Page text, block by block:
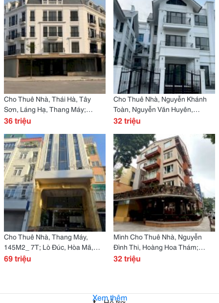
Cho Thuê Nhà, Thái Hà, Tây
Sơn, Láng Hạ, Thang Máy;
127M2* 5T -36 Tr
36 triệu
Cho Thuê Nhà, Nguyễn Khánh
Toàn, Nguyễn Văn Huyên,
170M2X 3T -32 Tr
32 triệu
Cho Thuê Nhà, Thang Máy,
145M2_ 7T; Lò Đúc, Hòa Mã,
Hàm Long -69 Tr
69 triệu
Mình Cho Thuê Nhà, Nguyễn
Đình Thi, Hoàng Hoa Thám;
84M2* 4.5T -32 Tr
32 triệu
Xem thêm